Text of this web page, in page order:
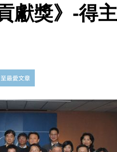
獻獎》-得